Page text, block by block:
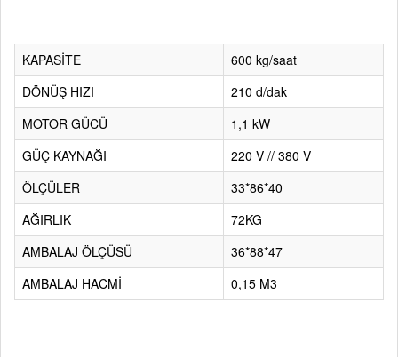
KAPASİTE
600 kg/saat
DÖNÜŞ HIZI
210 d/dak
MOTOR GÜCÜ
1,1 kW
GÜÇ KAYNAĞI
220 V // 380 V
ÖLÇÜLER
33*86*40
AĞIRLIK
72KG
AMBALAJ ÖLÇÜSÜ
36*88*47
AMBALAJ HACMİ
0,15 M3